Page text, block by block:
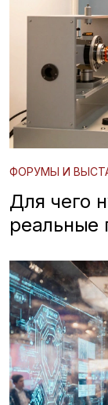
ФОРУМЫ И
Для чего
реальные